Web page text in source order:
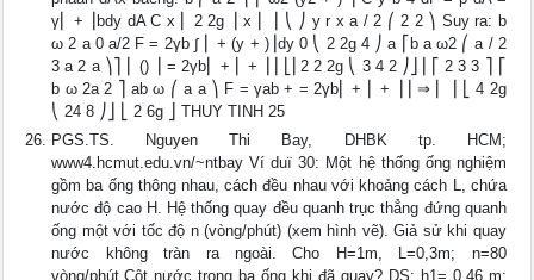
γ⎜ + ⎟bdy dA C x ⎜ 2 2g ⎟ x ⎜ ⎟ ⎝ ⎠ y r x a / 2 ⎛ 2 2 ⎞ Suy ra: b
ω 2 a 0 a/2 F = 2γb ∫ ⎜ + (y + )⎟dy 0 ⎝ 2 2g 4 ⎠ a ⎡b a ω2 ⎛ a / 2
3 a 2 a ⎞⎤ ⎜ () ⎟ = 2γb⎢ + ⎜ + ⎟⎥ ⎣⎢2 2 2g ⎝ 3 4 2 ⎠⎦⎥ ⎡ 2 3 3 ⎤ ⎡
b ω 2a 2 ⎤ ab ω ⎛ a a ⎞ F = γab + = 2γb⎢ + ⎜ + ⎟⎥ ⇒ ⎢ ⎥ ⎣ 4 2g
⎝ 24 8 ⎠⎦ ⎣ 2 6g ⎦ THUY TINH 25
PGS.TS. Nguyen Thi Bay, DHBK tp. HCM;
www4.hcmut.edu.vn/~ntbay Ví duï 30: Một hệ thống ống nghiệm
gồm ba ống thông nhau, cách đều nhau với khoảng cách L, chứa
nước độ cao H. Hệ thống quay đều quanh trục thẳng đứng quanh
ống một với tốc độ n (vòng/phút) (xem hình vẽ). Giả sử khi quay
nước không tràn ra ngoài. Cho H=1m, L=0,3m; n=80
vòng/phút.Cột nước trong ba ống khi đã quay? DS: h1= 0.46 m;